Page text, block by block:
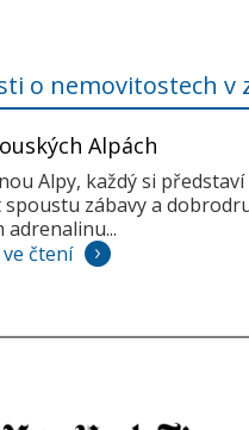
o nemovitostech v
Alpách
Alpy, každý si
zábavy a
adrenalinu...
čtení